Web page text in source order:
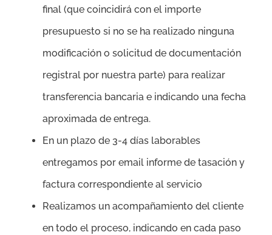
final (que coincidirá con el importe
presupuesto si no se ha realizado ninguna
modificación o solicitud de documentación
registral por nuestra parte) para realizar
transferencia bancaria e indicando una fecha
aproximada de entrega.
En un plazo de 3-4 días laborables
entregamos por email informe de tasación y
factura correspondiente al servicio
Realizamos un acompañamiento del cliente
en todo el proceso, indicando en cada paso